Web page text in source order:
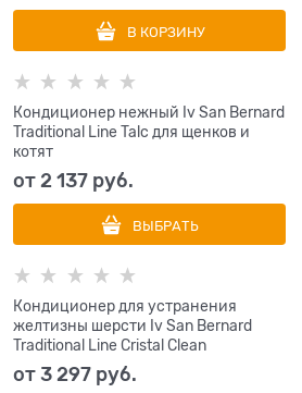
В КОРЗИНУ
Кондиционер нежный Iv San Bernard
Traditional Line Talc для щенков и
котят
от2 137 руб.
ВЫБРАТЬ
Кондиционер для устранения
желтизны шерсти Iv San Bernard
Traditional Line Cristal Clean
от3 297 руб.